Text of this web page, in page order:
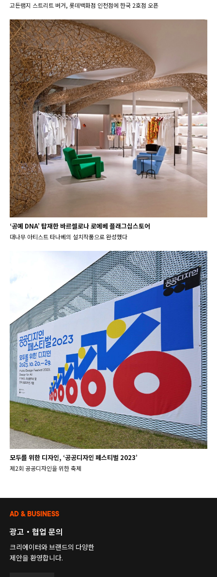
고든램지 스트리트 버거, 롯데백화점 인천점에 한국 2호점 오픈
‘공예 DNA’ 탑재한 바르셀로나 로에베 플래그십스토어
대나무 아티스트 타나베의 설치작품으로 완성했다
모두를 위한 디자인, ‘공공디자인 페스티벌 2023’
제2회 공공디자인을 위한 축제
AD & BUSINESS
광고・협업 문의
크리에이터와 브랜드의 다양한
제안을 환영합니다.